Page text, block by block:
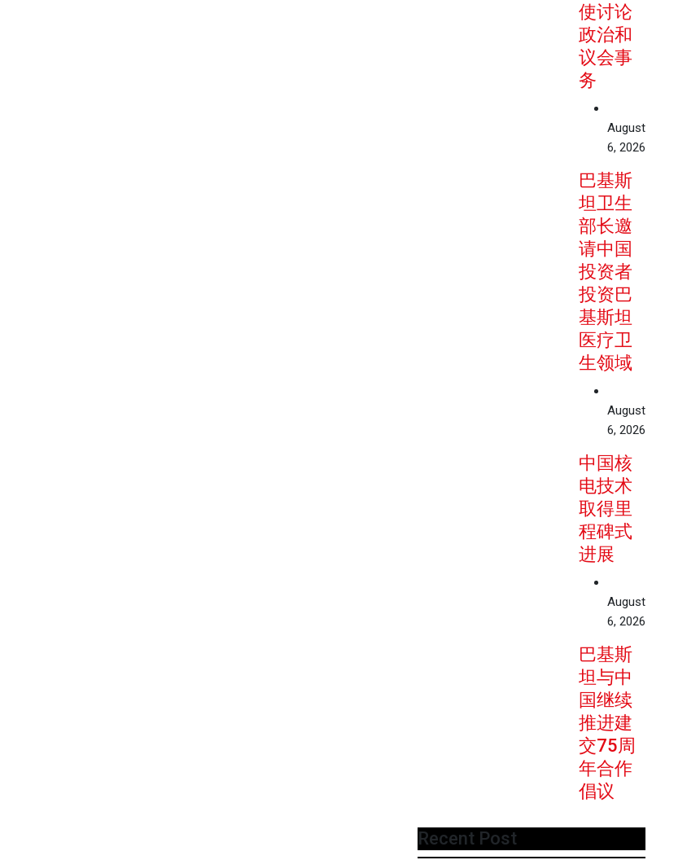
使讨论
政治和
议会事
务
August
6, 2026
巴基斯
坦卫生
部长邀
请中国
投资者
投资巴
基斯坦
医疗卫
生领域
August
6, 2026
中国核
电技术
取得里
程碑式
进展
August
6, 2026
巴基斯
坦与中
国继续
推进建
交75周
年合作
倡议
Recent Post